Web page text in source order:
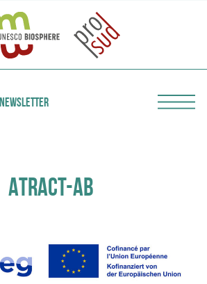
NEWSLETTER
ATRACT-AB